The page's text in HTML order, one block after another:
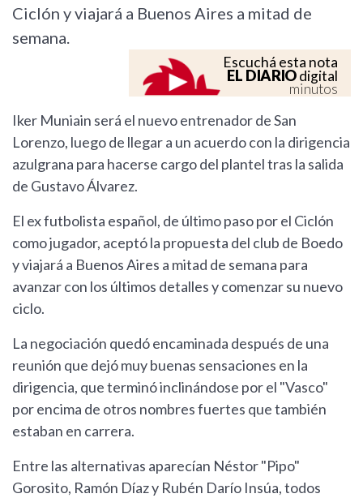
Ciclón y viajará a Buenos Aires a mitad de
semana.
Escuchá esta nota
EL DIARIOdigital
minutos
Iker Muniain será el nuevo entrenador de San
Lorenzo, luego de llegar a un acuerdo con la dirigencia
azulgrana para hacerse cargo del plantel tras la salida
de Gustavo Álvarez.
El ex futbolista español, de último paso por el Ciclón
como jugador, aceptó la propuesta del club de Boedo
y viajará a Buenos Aires a mitad de semana para
avanzar con los últimos detalles y comenzar su nuevo
ciclo.
La negociación quedó encaminada después de una
reunión que dejó muy buenas sensaciones en la
dirigencia, que terminó inclinándose por el "Vasco"
por encima de otros nombres fuertes que también
estaban en carrera.
Entre las alternativas aparecían Néstor "Pipo"
Gorosito, Ramón Díaz y Rubén Darío Insúa, todos